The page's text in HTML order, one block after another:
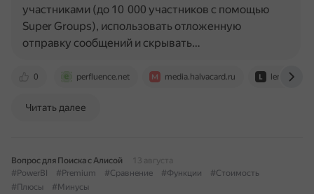
0 perfluence.net media.halvacard.ru lenta.ru
участниками (до 10 000 участников с помощью
Super Groups), использовать отложенную
отправку сообщений и скрывать…
Читать далее
Вопрос для Поиска с Алисой
13 августа
#PowerBI
#Premium #Сравнение #Функции
#Стоимость
#Плюсы
#Минусы